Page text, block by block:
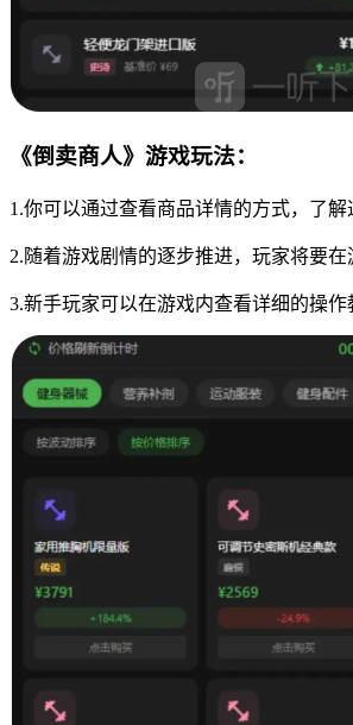
《倒卖商人》游戏玩法：
1.你可以通过查看商品详情的方式，了解
2.随着游戏剧情的逐步推进，玩家将要在
3.新手玩家可以在游戏内查看详细的操作